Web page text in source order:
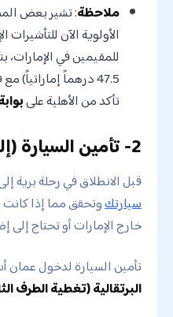
ملاحظة: تشير بعض
تأكد من الأهلية على
2- تأمين السيارة (إلزامي)
قبل الانطلاق في رحلة برية
سيارتكوتحقق مما إذا
خارج الإمارات أو تحتاج
تأمين السيارة لدخول
البرتقالية (تغطية الطرف